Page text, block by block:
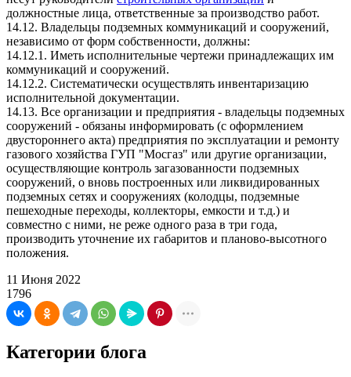
должностные лица, ответственные за производство работ.
14.12. Владельцы подземных коммуникаций и сооружений,
независимо от форм собственности, должны:
14.12.1. Иметь исполнительные чертежи принадлежащих им
коммуникаций и сооружений.
14.12.2. Систематически осуществлять инвентаризацию
исполнительной документации.
14.13. Все организации и предприятия - владельцы подземных
сооружений - обязаны информировать (с оформлением
двустороннего акта) предприятия по эксплуатации и ремонту
газового хозяйства ГУП "Мосгаз" или другие организации,
осуществляющие контроль загазованности подземных
сооружений, о вновь построенных или ликвидированных
подземных сетях и сооружениях (колодцы, подземные
пешеходные переходы, коллекторы, емкости и т.д.) и
совместно с ними, не реже одного раза в три года,
производить уточнение их габаритов и планово-высотного
положения.
11 Июня 2022
1796
Категории блога